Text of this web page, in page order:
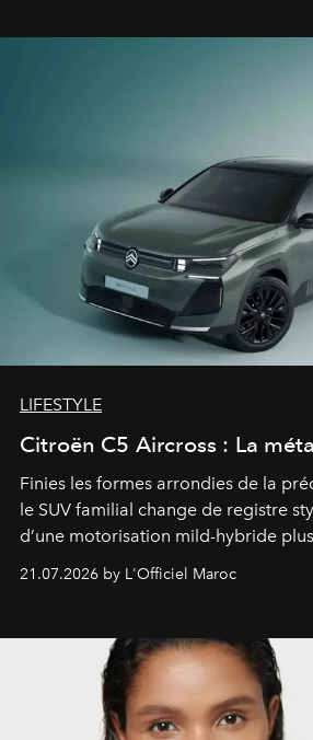
LIFESTYLE
Citroën C5 Aircross : La
Finies les formes arrondies de la
le SUV familial change de registre
d’une motorisation mild-hybride
économe. à n’en pas douter, le
gagné en maturité.
21.07.2026 by L'Officiel Maroc